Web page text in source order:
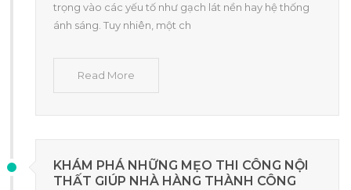
trọng vào các yếu tố như gạch lát nền hay hệ thống
ánh sáng. Tuy nhiên, một ch
Read More
KHÁM PHÁ NHỮNG MẸO THI CÔNG NỘI
THẤT GIÚP NHÀ HÀNG THÀNH CÔNG